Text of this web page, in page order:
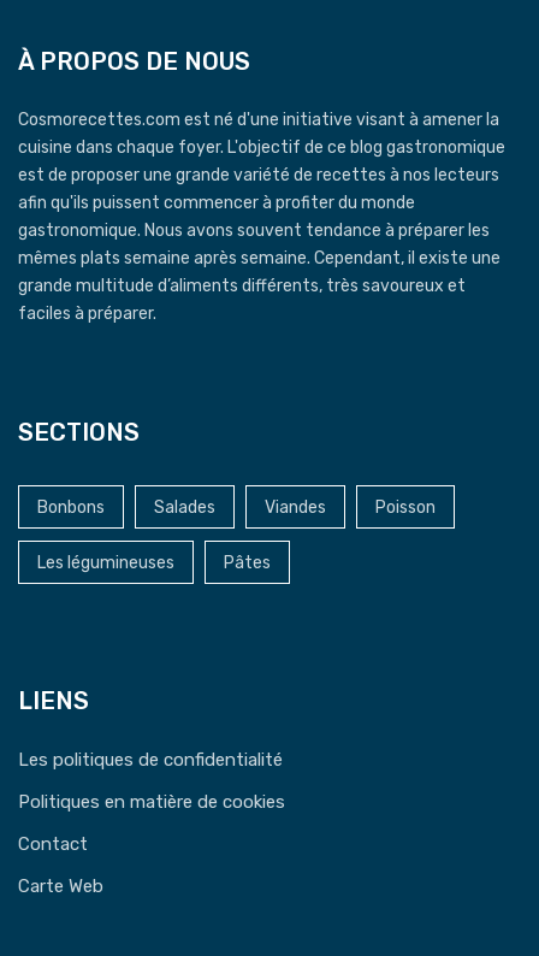
À PROPOS DE NOUS
Cosmorecettes.com est né d'une initiative visant à amener la
cuisine dans chaque foyer. L'objectif de ce blog gastronomique
est de proposer une grande variété de recettes à nos lecteurs
afin qu'ils puissent commencer à profiter du monde
gastronomique. Nous avons souvent tendance à préparer les
mêmes plats semaine après semaine. Cependant, il existe une
grande multitude d’aliments différents, très savoureux et
faciles à préparer.
SECTIONS
Bonbons Salades Viandes Poisson
Les légumineuses Pâtes
LIENS
Les politiques de confidentialité
Politiques en matière de cookies
Contact
Carte Web